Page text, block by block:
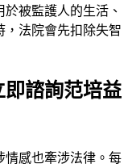
被監護人的生活、
，法院會先扣除失智
諮詢范培益
感也牽涉法律。每